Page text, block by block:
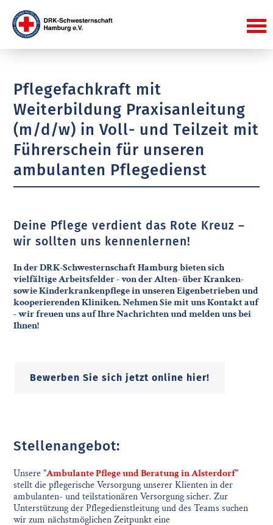
Pflegefachkraft mit
Weiterbildung Praxisanleitung
(m/d/w) in Voll- und Teilzeit mit
Führerschein für unseren
ambulanten Pflegedienst
Deine Pflege verdient das Rote Kreuz –
wir sollten uns kennenlernen!
In der DRK-Schwesternschaft Hamburg bieten sich
vielfältige Arbeitsfelder - von der Alten- über Kranken-
sowie Kinderkrankenpflege in unseren Eigenbetrieben und
kooperierenden Kliniken. Nehmen Sie mit uns Kontakt auf
- wir freuen uns auf Ihre Nachrichten und melden uns bei
Ihnen!
Bewerben Sie sich jetzt online hier!
Stellenangebot:
Unsere "Ambulante Pflege und Beratung in Alsterdorf"
stellt die pflegerische Versorgung unserer Klienten in der
ambulanten- und teilstationären Versorgung sicher. Zur
Unterstützung der Pflegedienstleitung und des Teams suchen
wir zum nächstmöglichen Zeitpunkt eine